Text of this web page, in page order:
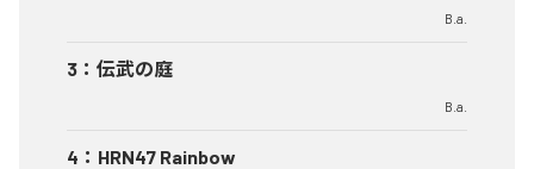
B.a.
3 ： 伝武の庭
B.a.
4 ： HRN47 Rainbow